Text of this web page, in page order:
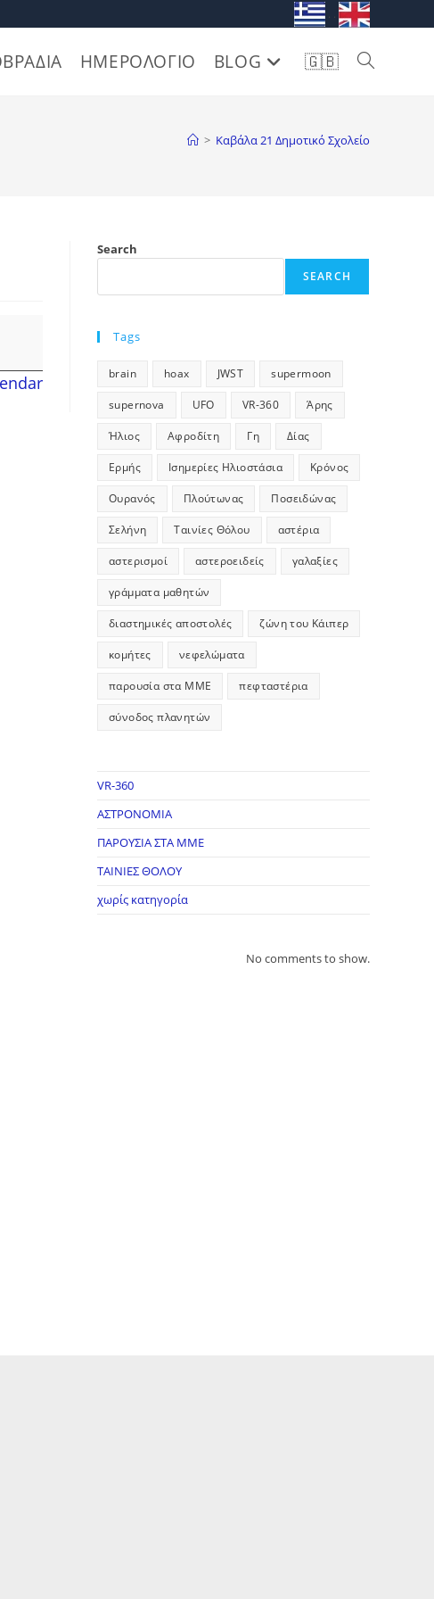
. .
ΗΜΕΡΟΛΟΓΙΟ BLOG 🇬🇧 Toggle
> Καβάλα 21 Δημοτικό Σχολείο
Search
SEARCH
Tags
brain hoax JWST supermoon
supernova UFO VR-360 Άρης
Ήλιος Αφροδίτη Γη Δίας
Ερμής Ισημερίες Ηλιοστάσια Κρόνος
Ουρανός Πλούτωνας Ποσειδώνας
Σελήνη Ταινίες Θόλου αστέρια
αστερισμοί αστεροειδείς γαλαξίες
γράμματα μαθητών
διαστημικές αποστολές ζώνη του Κάιπερ
κομήτες νεφελώματα
παρουσία στα ΜΜΕ πεφταστέρια
σύνοδος πλανητών
VR-360
ΑΣΤΡΟΝΟΜΙΑ
ΠΑΡΟΥΣΙΑ ΣΤΑ ΜΜΕ
ΤΑΙΝΙΕΣ ΘΟΛΟΥ
χωρίς κατηγορία
No comments to show.